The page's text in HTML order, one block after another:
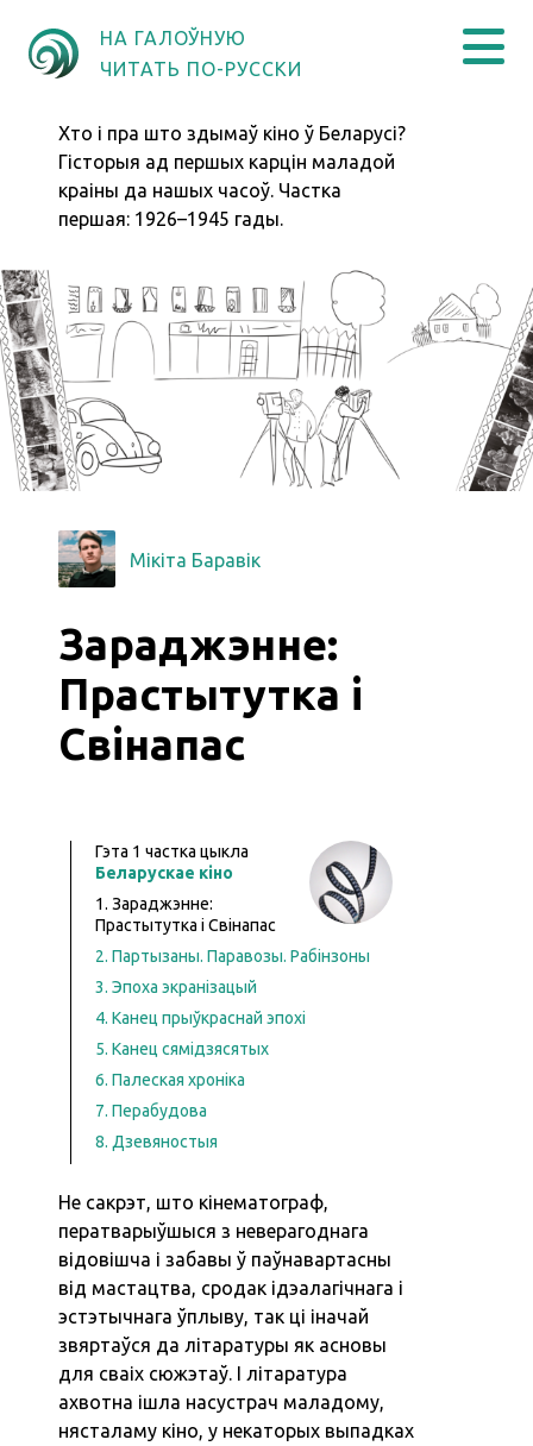
НА ГАЛОЎНУЮ
ЧИТАТЬ ПО-РУССКИ
Хто і пра што здымаў кіно ў Беларусі?
Гісторыя ад першых карцін маладой
краіны да нашых часоў. Частка
першая: 1926–1945 гады.
Мікіта Баравік
Зараджэнне:
Прастытутка і
Свінапас
Гэта 1частка цыкла
Беларускае кіно
1. Зараджэнне:
Прастытутка і Свінапас
2. Партызаны. Паравозы. Рабінзоны
3. Эпоха экранізацый
4. Канец прыўкраснай эпохі
5. Канец сямідзясятых
6. Палеская хроніка
7. Перабудова
8. Дзевяностыя
Не сакрэт, што кінематограф,
ператварыўшыся з неверагоднага
відовішча і забавы ў паўнавартасны
від мастацтва, сродак ідэалагічнага і
эстэтычнага ўплыву, так ці іначай
звяртаўся да літаратуры як асновы
для сваіх сюжэтаў. І літаратура
ахвотна ішла насустрач маладому,
нясталаму кіно, у некаторых выпадках